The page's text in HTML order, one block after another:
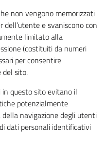
non vengono memorizzati
e svaniscono con
limitato alla
(costituiti da numeri
per consentire
del sito.
in questo sito evitano il
potenzialmente
navigazione degli utenti
dati personali identificativi